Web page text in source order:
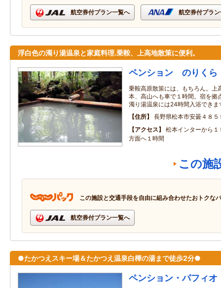
航空券付プラン一覧へ 航空券付プラ
浮白色の濁り湯温泉と家庭料理.乗鞍、上高地散策に便利。
ペンション のりくら
乗鞍高原散策には、もちろん。上
本、高山へも車で１時間。宿を拠
濁り湯温泉には24時間入浴できま
住所
長野県松本市安曇４８５
アクセス
松本インターから
方面へ１時間
この施
この施設と交通手段を自由に組み合わせたおトクな
航空券付プラン一覧へ
●たかつえスキー場＆たかつえ温泉白樺の湯まで徒歩2分●
ペンション・パフィオ